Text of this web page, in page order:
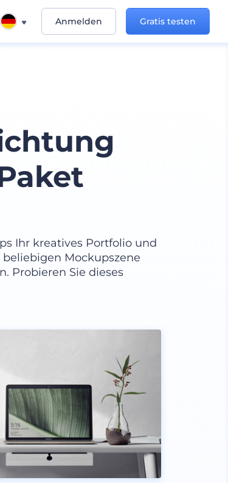
Anmelden Gratis testen
Ihr kreatives Portfolio und
Mockupszene
Probieren Sie dieses